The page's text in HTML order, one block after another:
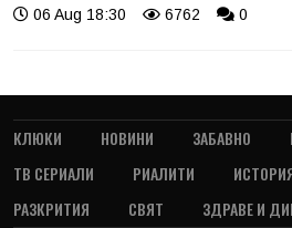
06 Aug 18:30 6762 0
КЛЮКИ НОВИНИ ЗАБАВНО
ТВ СЕРИАЛИ
РИАЛИТИ
РАЗКРИТИЯ
СВЯТ ЗДРАВЕ И